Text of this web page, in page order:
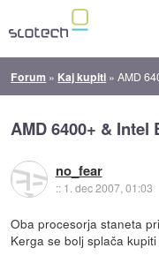
Forum » Kaj kupiti »AMD
AMD 6400+ & Intel
no_fear
:: 1. dec 2007, 01:03
Oba procesorja staneta
Kerga se bolj splača